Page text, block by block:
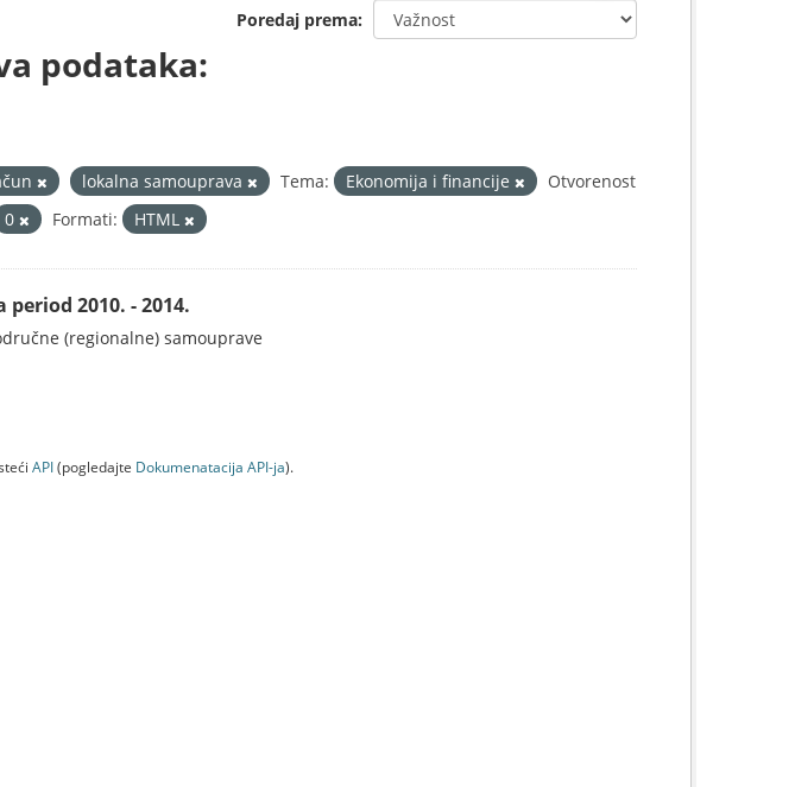
Poredaj prema
podataka:
lokalna samouprava Tema: Ekonomija i financije
Otvorenost
0 Formati: HTML
period 2010. - 2014.
(regionalne) samouprave
API(pogledajte Dokumenаtаcijа API-jа).